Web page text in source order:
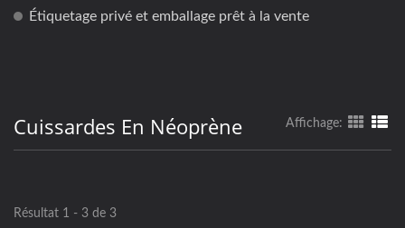
Étiquetage privé et emballage prêt à la vente
Cuissardes En Néoprène Affichage:
Résultat 1 - 3 de 3